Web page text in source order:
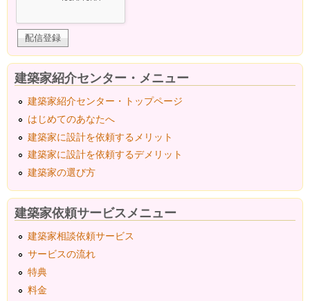
建築家紹介センター・メニュー
建築家紹介センター・トップページ
はじめてのあなたへ
建築家に設計を依頼するメリット
建築家に設計を依頼するデメリット
建築家の選び方
建築家依頼サービスメニュー
建築家相談依頼サービス
サービスの流れ
特典
料金